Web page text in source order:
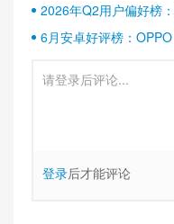
2026年Q2用户偏好榜
6月安卓好评榜：
登录后才能评论